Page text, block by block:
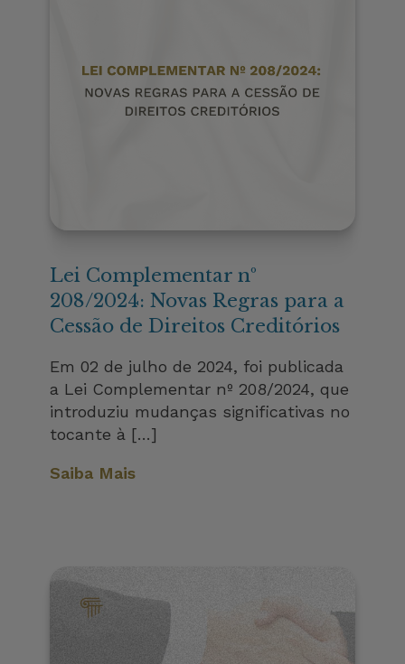
Lei Complementar nº
208/2024: Novas Regras para a
Cessão de Direitos Creditórios
Em 02 de julho de 2024, foi publicada
a Lei Complementar nº 208/2024, que
introduziu mudanças significativas no
tocante à […]
Saiba Mais